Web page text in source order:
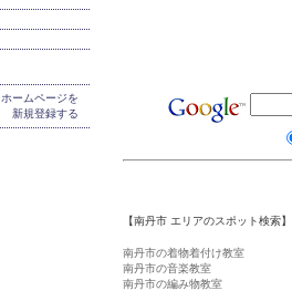
【南丹市 エリアのスポット検索】
南丹市の着物着付け教室
南丹市の音楽教室
南丹市の編み物教室
ホームページを
新規登録する